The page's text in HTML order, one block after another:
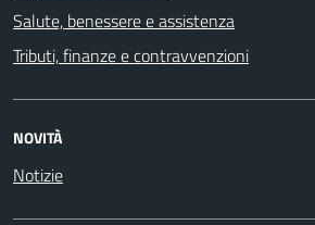
Salute, benessere e assistenza
Tributi, finanze e contravvenzioni
NOVITÀ
Notizie